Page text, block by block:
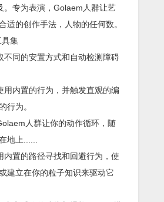
。专为表演，Golaem人群让艺
适的创作手法，人物的任何数。
具集
不同的安置方式和自动检测障碍
用内置的行为，并触发直观的编
行为。
人群让你的动作循环，随
地上......
内置的路径寻找和回避行为，使
建立在你的粒子知识来驱动它